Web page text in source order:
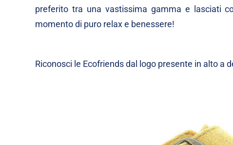
preferito tra una vastissima gamma e lasciati
momento di puro relax e benessere!
Riconosci le Ecofriends dal logo presente in alto a